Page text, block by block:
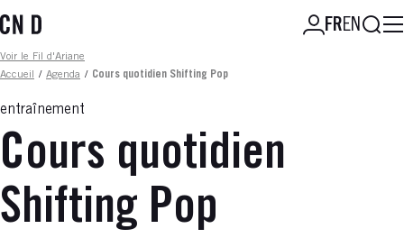
au
principal
FREN
Fil d'ariane
Voir le Fil d'Ariane
Accueil
/ Agenda / Cours quotidien Shifting Pop
entraînement
Cours quotidien
Shifting Pop